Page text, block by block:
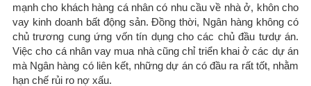
mạnh cho khách hàng cá nhân có nhu cầu về nhà ở, khôn cho
vay kinh doanh bất động sản. Đồng thời, Ngân hàng không có
chủ trương cung ứng vốn tín dụng cho các chủ đầu tưdự án.
Việc cho cá nhân vay mua nhà cũng chỉ triển khai ở các dự án
mà Ngân hàng có liên kết, những dự án có đầu ra rất tốt, nhằm
hạn chế rủi ro nợ xấu.